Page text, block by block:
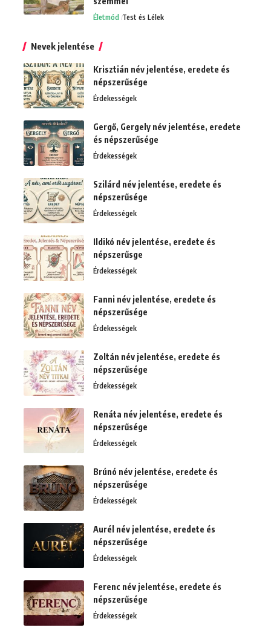
Életmód Test és Lélek
Nevek jelentése
Krisztián név jelentése, eredete és
népszerűsége
Érdekességek
Gergő, Gergely név jelentése, eredete
és népszerűsége
Érdekességek
Szilárd név jelentése, eredete és
népszerűsége
Érdekességek
Ildikó név jelentése, eredete és
népszerűsge
Érdekességek
Fanni név jelentése, eredete és
népszerűsége
Érdekességek
Zoltán név jelentése, eredete és
népszerűsége
Érdekességek
Renáta név jelentése, eredete és
népszerűsége
Érdekességek
Brúnó név jelentése, eredete és
népszerűsége
Érdekességek
Aurél név jelentése, eredete és
népszerűsége
Érdekességek
Ferenc név jelentése, eredete és
népszerűsége
Érdekességek